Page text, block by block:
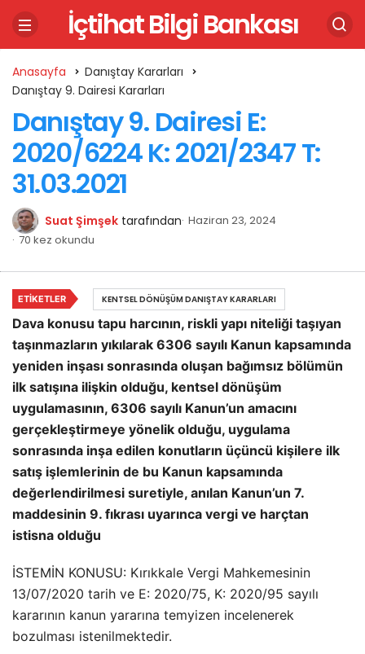
İçtihat Bilgi Bankası
Anasayfa
Danıştay Kararları
Danıştay 9. Dairesi Kararları
Danıştay 9. Dairesi E:
2020/6224 K: 2021/2347 T:
31.03.2021
Suat Şimşek tarafından Haziran 23, 2024
70 kez okundu
Dava konusu tapu harcının, riskli yapı niteliği taşıyan
taşınmazların yıkılarak 6306 sayılı Kanun kapsamında
yeniden inşası sonrasında oluşan bağımsız bölümün
ilk satışına ilişkin olduğu, kentsel dönüşüm
uygulamasının, 6306 sayılı Kanun’un amacını
gerçekleştirmeye yönelik olduğu, uygulama
sonrasında inşa edilen konutların üçüncü kişilere ilk
satış işlemlerinin de bu Kanun kapsamında
değerlendirilmesi suretiyle, anılan Kanun’un 7.
maddesinin 9. fıkrası uyarınca vergi ve harçtan
istisna olduğu
İSTEMİN KONUSU: Kırıkkale Vergi Mahkemesinin
13/07/2020 tarih ve E: 2020/75, K: 2020/95 sayılı
kararının kanun yararına temyizen incelenerek
bozulması istenilmektedir.
ETIKETLER KENTSEL DÖNÜŞÜM DANIŞTAY KARARLARI